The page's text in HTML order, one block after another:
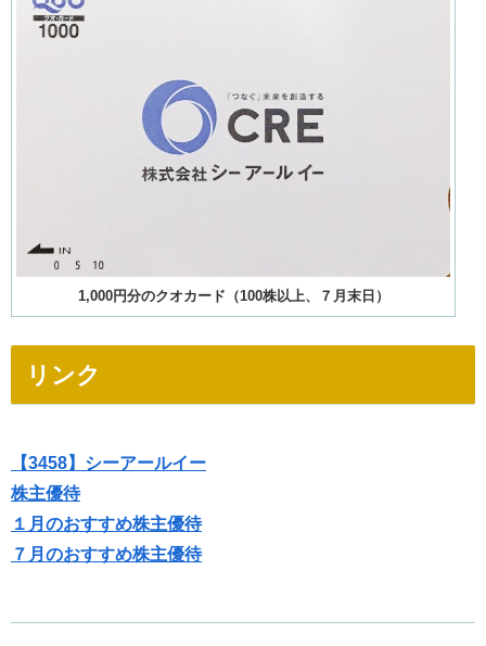
1,000円分のクオカード（100株以上、７月末日）
リンク
【3458】シーアールイー
株主優待
１月のおすすめ株主優待
７月のおすすめ株主優待